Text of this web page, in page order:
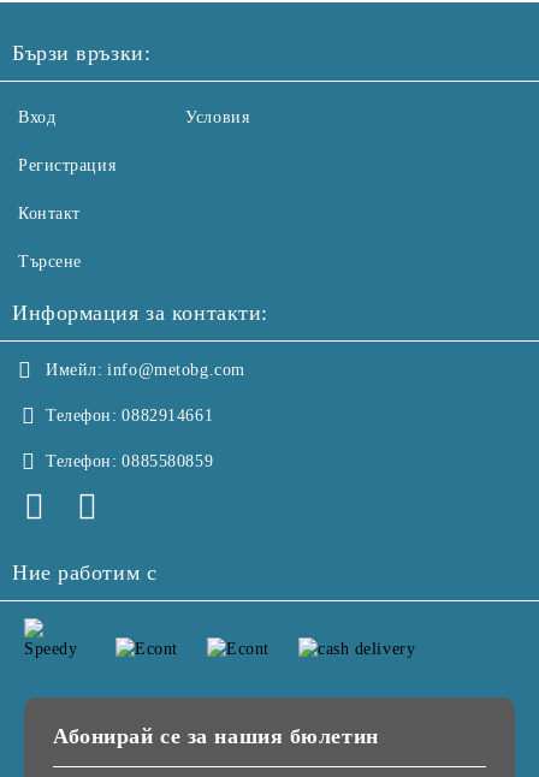
Бързи връзки:
Вход
Регистрация
Контакт
Търсене
Условия
Информация за контакти:
Имейл: info@metobg.com
Телефон: 0882914661
Телефон: 0885580859
Ние работим с
Абонирай се за нашия бюлетин